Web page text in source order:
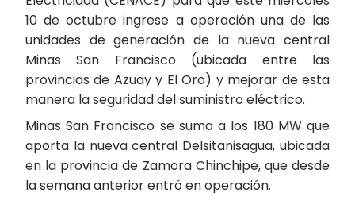
10 de octubre ingrese a operación una de las
unidades de generación de la nueva central
Minas San Francisco (ubicada entre las
provincias de Azuay y El Oro) y mejorar de esta
manera la seguridad del suministro eléctrico.
Minas San Francisco se suma a los 180 MW que
aporta la nueva central Delsitanisagua, ubicada
en la provincia de Zamora Chinchipe, que desde
la semana anterior entró en operación.